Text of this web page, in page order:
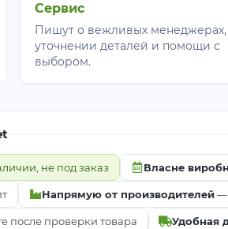
Сервис
Пишут о вежливых менеджерах,
уточнении деталей и помощи с
выбором.
не под заказ Власне
Напрямую от производителей—
после проверки товара Удобная